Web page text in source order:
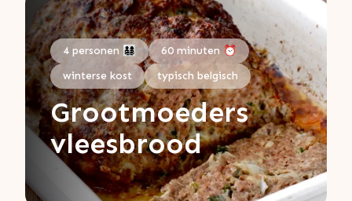
4 personen 👨‍👩‍👧‍👦
60 minuten ⏰
winterse kost
typisch belgisch
Grootmoeders
vleesbrood